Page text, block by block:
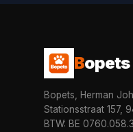
Bopets
Bopets, Herman
Stationsstraat 157,
BTW: BE